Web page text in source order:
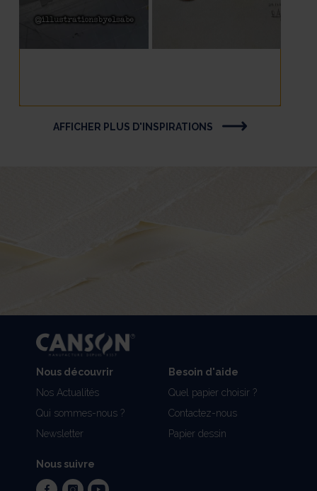
AFFICHER PLUS D'INSPIRATIONS
Nous découvrir
Nos Actualités
Qui sommes-nous ?
Newsletter
Besoin d'aide
Quel papier choisir ?
Contactez-nous
Papier dessin
Nous suivre